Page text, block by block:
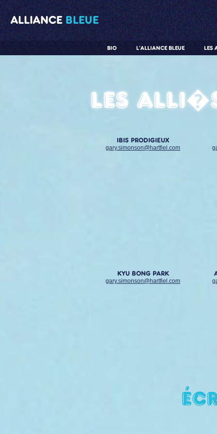
ALLIANCE BLEUE
LES
L'ALLIANCE BLEUE
BIO
Les
IBIS PRODIGIEUX
gary.simonson@hartfiel.com
KYU BONG PARK
gary.simonson@hartfiel.com